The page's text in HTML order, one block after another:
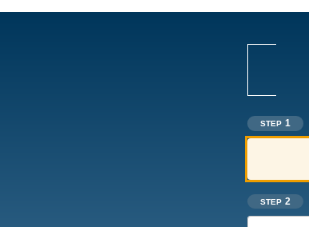
STEP 1
STEP 2